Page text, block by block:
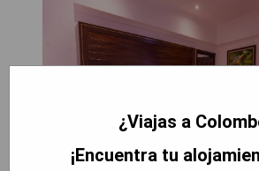
¿Viajas a
¡Encuentra tu